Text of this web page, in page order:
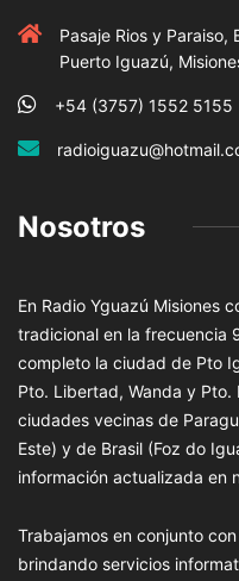
Pasaje Rios y Paraiso,
Puerto Iguazú,
+54 (3757) 1552 5155
Nosotros
En Radio Yguazú Misiones
tradicional en la frecuencia
completo la ciudad de Pto
Pto. Libertad, Wanda y Pto.
ciudades vecinas de
Este) y de Brasil (Foz do
información actualizada en
Trabajamos en conjunto
brindando servicios